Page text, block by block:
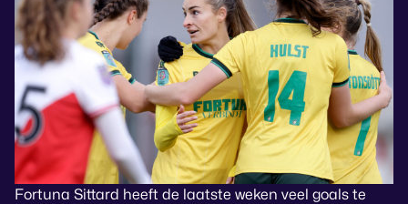
Fortuna Sittard heeft de laatste weken veel goals te